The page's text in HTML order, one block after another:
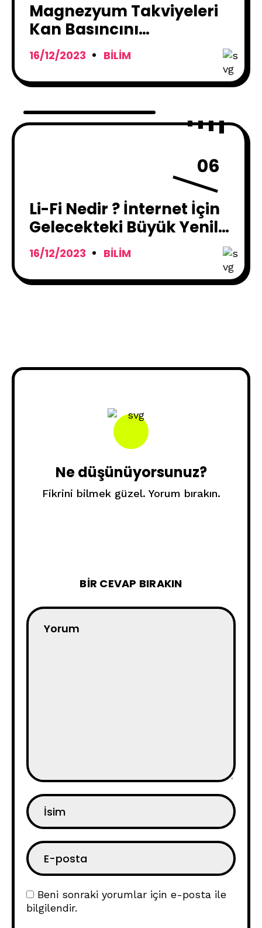
Magnezyum Takviyeleri
Kan Basıncını
Düşürmeye Yardımcı
Olabilir !
16/12/2023 BILIM
06
Li-Fi Nedir ? İnternet İçin
Gelecekteki Büyük Yenilik
!
16/12/2023 BILIM
Ne düşünüyorsunuz?
Fikrini bilmek güzel. Yorum bırakın.
BIR CEVAP BIRAKIN
Beni sonraki yorumlar için e-posta ile
bilgilendir.